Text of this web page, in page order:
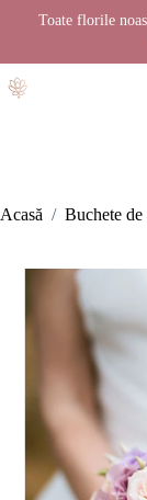
Toate florile
la
Acasă / Buchete de